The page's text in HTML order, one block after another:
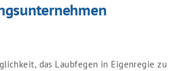
das Laubfegen in Eigenregie zu